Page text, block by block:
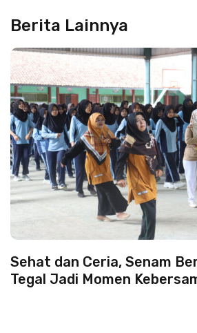
Berita Lainnya
Sehat dan Ceria, Senam
Tegal Jadi Momen